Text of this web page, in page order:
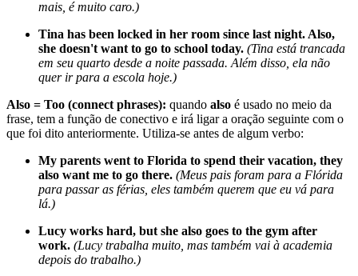
mais, é muito caro.)
Tina has been locked in her room since last night. Also,
she doesn't want to go to school today. (Tina está trancada
em seu quarto desde a noite passada. Além disso, ela não
quer ir para a escola hoje.)
Also = Too (connect phrases): quando also é usado no meio da
frase, tem a função de conectivo e irá ligar a oração seguinte com o
que foi dito anteriormente. Utiliza-se antes de algum verbo:
My parents went to Florida to spend their vacation, they
also want me to go there. (Meus pais foram para a Flórida
para passar as férias, eles também querem que eu vá para
lá.)
Lucy works hard, but she also goes to the gym after
work. (Lucy trabalha muito, mas também vai à academia
depois do trabalho.)